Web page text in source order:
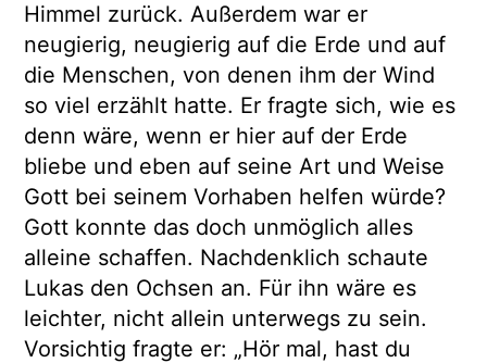
Himmel zurück. Außerdem war er
neugierig, neugierig auf die Erde und auf
die Menschen, von denen ihm der Wind
so viel erzählt hatte. Er fragte sich, wie es
denn wäre, wenn er hier auf der Erde
bliebe und eben auf seine Art und Weise
Gott bei seinem Vorhaben helfen würde?
Gott konnte das doch unmöglich alles
alleine schaffen. Nachdenklich schaute
Lukas den Ochsen an. Für ihn wäre es
leichter, nicht allein unterwegs zu sein.
Vorsichtig fragte er: „Hör mal, hast du